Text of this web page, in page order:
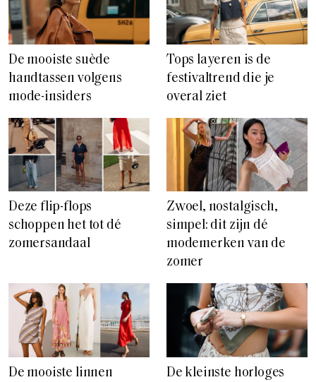
De mooiste suède
handtassen volgens
mode-insiders
Tops layeren is de
festivaltrend die je
overal ziet
Deze flip-flops
schoppen het tot dé
zomersandaal
Zwoel, nostalgisch,
simpel: dit zijn dé
modemerken van de
zomer
De mooiste linnen
De kleinste horloges